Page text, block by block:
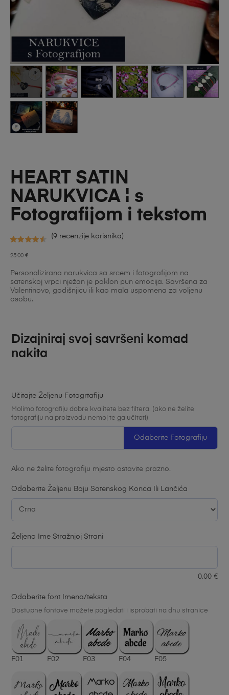
HEART SATIN
NARUKVICA ¦ s
Fotografijom i tekstom
4.56
ukupno 5 (
(9 recenzije korisnika)
25.00 €
Personalizirana narukvica sa srcem i fotografijom na
satenskoj vrpci nježan je poklon pun emocija. Savršena za
Valentinovo, godišnjicu ili kao mala uspomena za voljenu
osobu.
Dizajniraj svoj savršeni komad
nakita
Učitajte Željenu Fotogrtafiju
Molimo fotografiju dobre kvalitete bez filtera. (ako ne želite
fotografiju na proizvodu nemoj te ga učitati)
Odaberite Fotografiju
Ako ne želite fotografiju mjesto ostavite prazno.
Odaberite Željenu Boju Satenskog Konca Ili Lančića
Željeno Ime Stražnjoj Strani
0.00 €
Odaberite font Imena/teksta
Dostupne fontove možete pogledati i isprobati na dnu stranice
F01 F02 F03 F04 F05